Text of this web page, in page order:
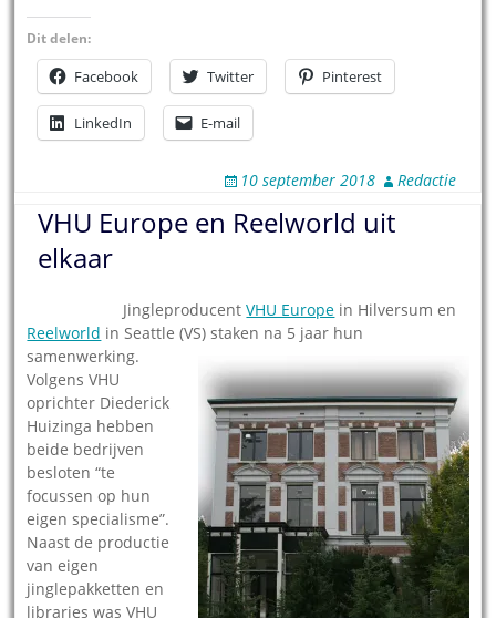
Dit delen:
Facebook Twitter Pinterest
LinkedIn E-mail
10 september 2018 Redactie
VHU Europe en Reelworld uit
elkaar
JingleproducentVHU Europe in Hilversum en
Reelworld in Seattle (VS) staken na 5 jaar hun
samenwerking.
Volgens VHU
oprichter Diederick
Huizinga hebben
beide bedrijven
besloten “te
focussen op hun
eigen specialisme”.
Naast de productie
van eigen
jinglepakketten en
libraries was VHU